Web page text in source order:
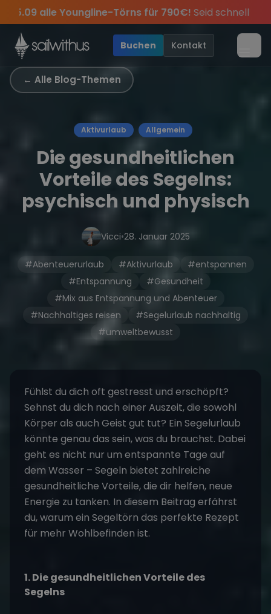
Skip to content
🔥Spätsommer Special:Am 05.09 alle Youngline-
Sichere Dir jetztDein Meilenbuch und Deine
Verpass keineTörn-Updates, Insider-Tippsund
des Jahres, sei dabei. Season Closing Party
Buchen Kontakt
← Alle Blog-Themen
Aktivurlaub Allgemein
Die gesundheitlichen
Vorteile des Segelns:
psychisch und physisch
Vicci•28. Januar 2025
#Abenteuerurlaub #Aktivurlaub
#entspannen
#Entspannung
#Gesundheit
#Mix aus Entspannung und Abenteuer
#Nachhaltiges reisen
#Segelurlaub nachhaltig
#umweltbewusst
Fühlst du dich oft gestresst und erschöpft?
Sehnst du dich nach einer Auszeit, die sowohl
Körper als auch Geist gut tut? Ein Segelurlaub
könnte genau das sein, was du brauchst. Dabei
geht es nicht nur um entspannte Tage auf
dem Wasser – Segeln bietet zahlreiche
gesundheitliche Vorteile, die dir helfen, neue
Energie zu tanken. In diesem Beitrag erfährst
du, warum ein Segeltörn das perfekte Rezept
für mehr Wohlbefinden ist.
1. Die gesundheitlichen Vorteile des
Segelns